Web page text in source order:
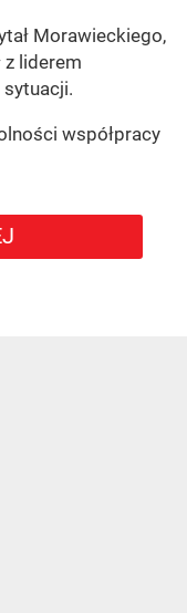
Morawieckiego,
z liderem
sytuacji.
współpracy